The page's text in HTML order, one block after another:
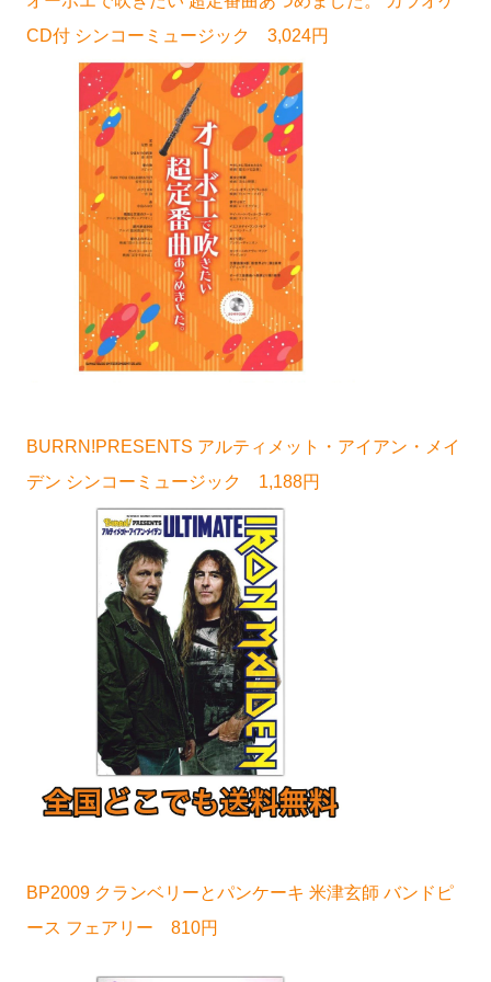
CD付 シンコーミュージック 3,024円
BURRN!PRESENTS アルティメット・アイアン・メイ
デン シンコーミュージック 1,188円
BP2009 クランベリーとパンケーキ 米津玄師 バンドピ
ース フェアリー 810円